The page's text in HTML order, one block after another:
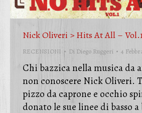
Nick Oliveri > Hits At All –
RECENSIONI Di Diego Ruggeri 4
Chi bazzica nella musica da
non conoscere Nick Oliveri.
pizzo da caprone e occhio
donato le sue linee di basso